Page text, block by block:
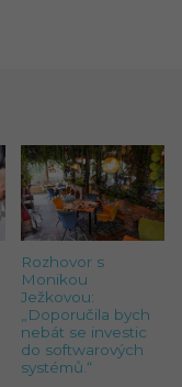
Rozhovor s
Monikou
Ježkovou:
„Doporučila bych
nebát se investic
do softwarových
systémů.“